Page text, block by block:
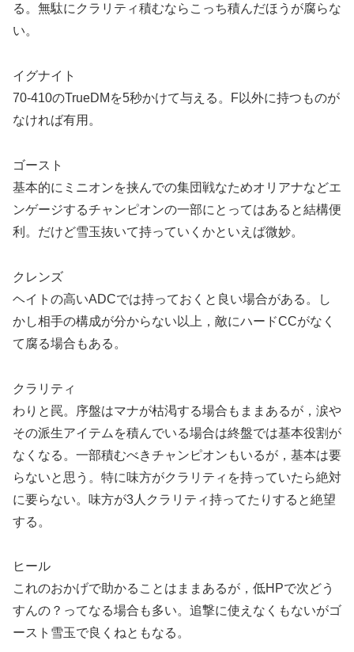
る。無駄にクラリティ積むならこっち積んだほうが腐らな
い。
イグナイト
70-410のTrueDMを5秒かけて与える。F以外に持つものが
なければ有用。
ゴースト
基本的にミニオンを挟んでの集団戦なためオリアナなどエ
ンゲージするチャンピオンの一部にとってはあると結構便
利。だけど雪玉抜いて持っていくかといえば微妙。
クレンズ
ヘイトの高いADCでは持っておくと良い場合がある。し
かし相手の構成が分からない以上，敵にハードCCがなく
て腐る場合もある。
クラリティ
わりと罠。序盤はマナが枯渇する場合もままあるが，涙や
その派生アイテムを積んでいる場合は終盤では基本役割が
なくなる。一部積むべきチャンピオンもいるが，基本は要
らないと思う。特に味方がクラリティを持っていたら絶対
に要らない。味方が3人クラリティ持ってたりすると絶望
する。
ヒール
これのおかげで助かることはままあるが，低HPで次どう
すんの？ってなる場合も多い。追撃に使えなくもないがゴ
ースト雪玉で良くねともなる。